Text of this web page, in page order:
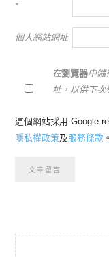
*
個人網站網址
在瀏覽器中儲
址，以供下次
這個網站採用 Google
隱私權政策及服務條款 。